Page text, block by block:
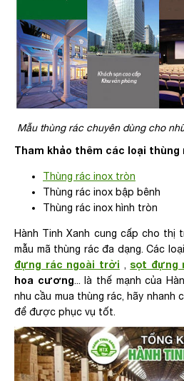
Mẫu thùng rác chuyên dùng cho
Tham khảo thêm các loại thùng
Thùng rác inox tròn
Thùng rác inox bập bênh
Thùng rác inox hình tròn
Hành Tinh Xanh cung cấp cho thị
mẫu mã thùng rác đa dạng. Các loại
đựng rác ngoài trời , sọt đựng
hoa cương... là thế mạnh của
nhu cầu mua thùng rác, hãy nhanh
để được phục vụ tốt.